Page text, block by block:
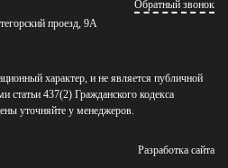
проезд, 9А
Обратный звонок
характер, и не является публичной
статьи 437(2) Гражданского кодекса
уточняйте у менеджеров.
Разработка сайта